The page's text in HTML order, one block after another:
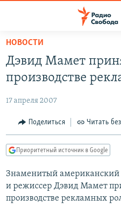
упрощенного
доступа
основному
Вернутся
главной
навигации
Вернутся
поиску
ПОДКАСТЫ
АВТОРСКИЕ ПРОЕКТЫ
ЦИТАТЫ СВОБОДЫ
МНЕНИЯ
IDEL.РЕАЛИИ
КАВКАЗ.РЕАЛИИ
СЕВЕР.РЕАЛИИ
НОВОСТИ
Дэвид Мамет
производстве
17 апреля 2007
Поделиться Читать
Приоритетный источник в Google
Знаменитый американский
и режиссер Дэвид Мамет
производстве рекламных